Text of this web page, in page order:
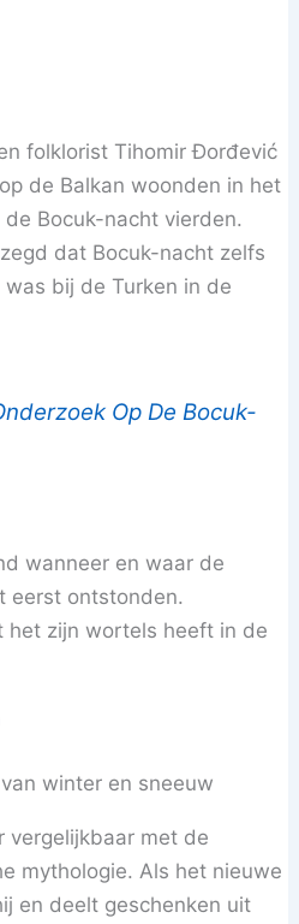
folklorist Tihomir Đorđević
de Balkan woonden in het
Bocuk-nacht vierden.
dat Bocuk-nacht zelfs
bij de Turken in de
Op De Bocuk-
wanneer en waar de
eerst ontstonden.
het zijn wortels heeft in de
vergelijkbaar met de
mythologie. Als het nieuwe
en deelt geschenken uit